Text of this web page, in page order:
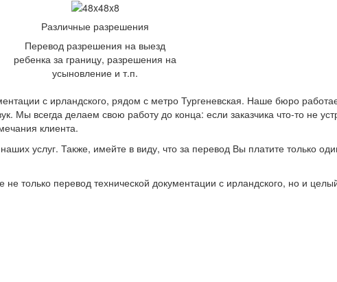
Различные разрешения
Перевод разрешения на выезд
ребенка за границу, разрешения на
усыновление и т.п.
с ирландского, рядом с метро Тургеневская. Наше бюро
Мы всегда делаем свою работу до конца: если заказчика что-то не
клиента.
услуг. Также, имейте в виду, что за перевод Вы платите только
только перевод технической документации с ирландского, но и